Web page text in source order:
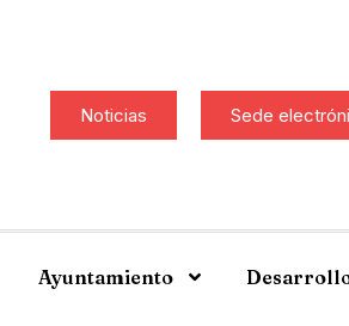
Noticias Sede
Ayuntamiento